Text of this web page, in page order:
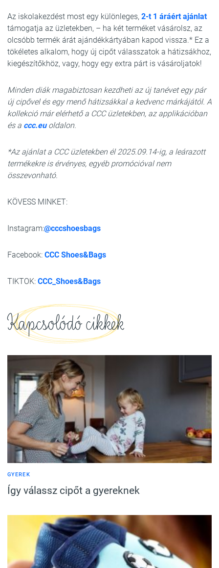
Az iskolakezdést most egy különleges, 2-t 1 áráért ajánlat
támogatja az üzletekben, – ha két terméket vásárolsz, az
olcsóbb termék árát ajándékkártyában kapod vissza.* Ez a
tökéletes alkalom, hogy új cipőt válasszatok a hátizsákhoz,
kiegészítőkhöz, vagy, hogy egy extra párt is vásároljatok!
Minden diák magabiztosan kezdheti az új tanévet egy pár
új cipővel és egy menő hátizsákkal a kedvenc márkájától. A
kollekció már elérhető a CCC üzletekben, az applikációban
és a ccc.euoldalon.
*Az ajánlat a CCC üzletekben él 2025.09.14-ig, a leárazott
termékekre is érvényes, egyéb promócióval nem
összevonható.
KÖVESS MINKET:
Instagram:@cccshoesbags
Facebook: CCC Shoes&Bags
TIKTOK: CCC_Shoes&Bags
Kapcsolódó cikkek
GYEREK
Így válassz cipőt a gyereknek